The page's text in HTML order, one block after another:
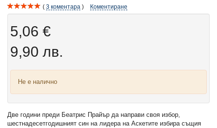
3 коментара Коментиране
5,06 €
9,90 лв.
Не е налично
Две години преди Беатрис Прайър да направи своя избор,
шестнадесетгодишният син на лидера на Аскетите избира същия